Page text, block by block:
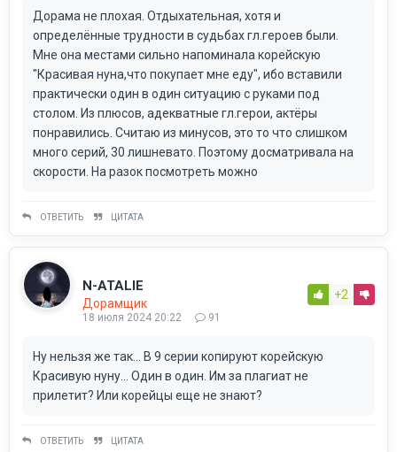
Дорама не плохая. Отдыхательная, хотя и
определённые трудности в судьбах гл.героев были.
Мне она местами сильно напоминала корейскую
"Красивая нуна,что покупает мне еду", ибо вставили
практически один в один ситуацию с руками под
столом. Из плюсов, адекватные гл.герои, актёры
понравились. Считаю из минусов, это то что слишком
много серий, 30 лишневато. Поэтому досматривала на
скорости. На разок посмотреть можно
ОТВЕТИТЬ ЦИТАТА
N-ATALIE
Дорамщик
18 июля 2024 20:22 91
+2
Ну нельзя же так... В 9 серии копируют корейскую
Красивую нуну... Один в один. Им за плагиат не
прилетит? Или корейцы еще не знают?
ОТВЕТИТЬ ЦИТАТА